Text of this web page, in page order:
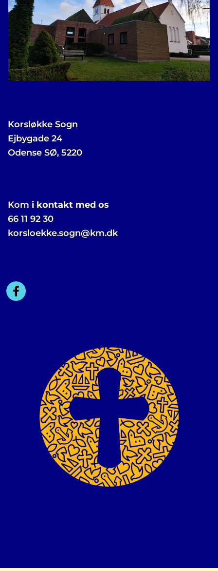
Korsløkke Sogn
Ejbygade 24
Odense SØ, 5220
Kom i kontakt med os
66 11 92 30
korsloekke.sogn@km.dk